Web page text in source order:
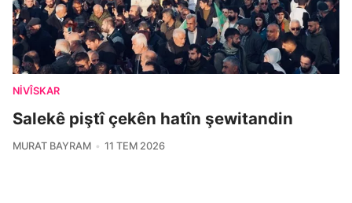
NIVÎSKAR
Salekê piştî çekên hatîn şewitandin
MURAT BAYRAM 11 TEM 2026